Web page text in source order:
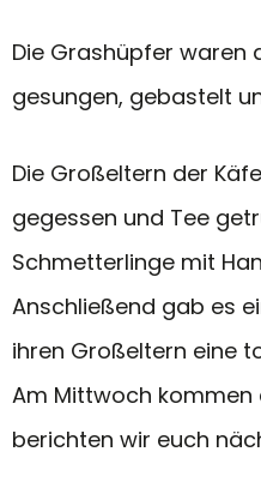
Die Grashüpfer waren
gesungen, gebastelt
Die Großeltern der
gegessen und Tee
Schmetterlinge mit
Anschließend gab es
ihren Großeltern eine
Am Mittwoch kommen
berichten wir euch